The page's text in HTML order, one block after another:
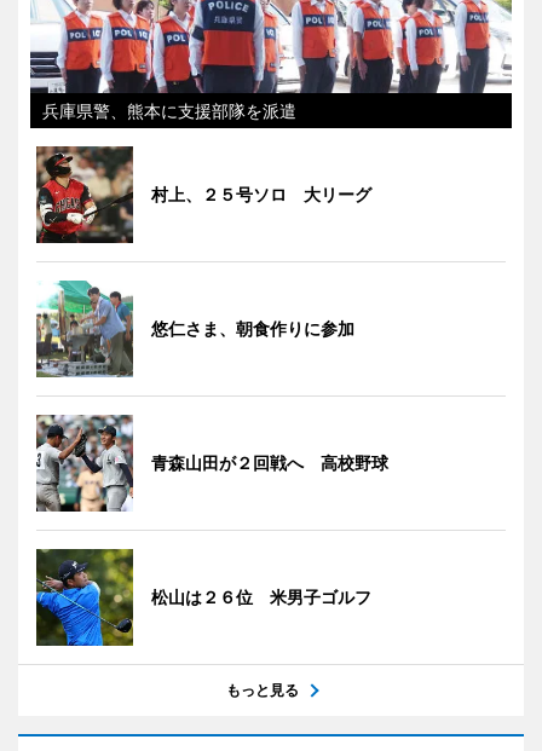
兵庫県警、熊本に支援部隊を派遣
村上、２５号ソロ 大リーグ
悠仁さま、朝食作りに参加
青森山田が２回戦へ 高校野球
松山は２６位 米男子ゴルフ
もっと見る